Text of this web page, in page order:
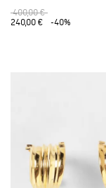
400,00 €
240,00 €
-40%